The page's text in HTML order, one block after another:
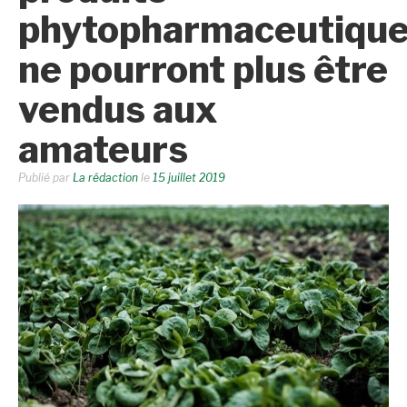
ne pourront plus être
vendus aux
amateurs
Publié par La rédaction le 15 juillet 2019